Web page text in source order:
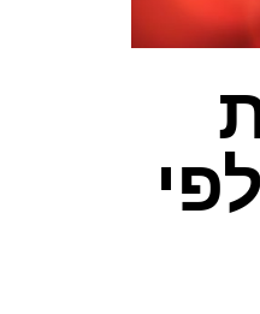
לפי